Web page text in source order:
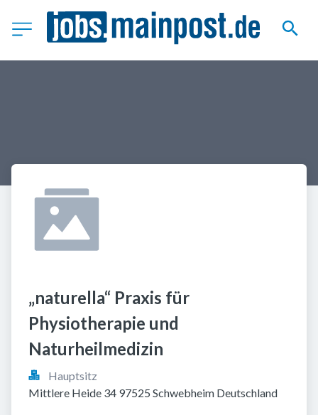
„naturella“ Praxis für
Physiotherapie und
Naturheilmedizin
Hauptsitz
Mittlere Heide 34 97525 Schwebheim Deutschland